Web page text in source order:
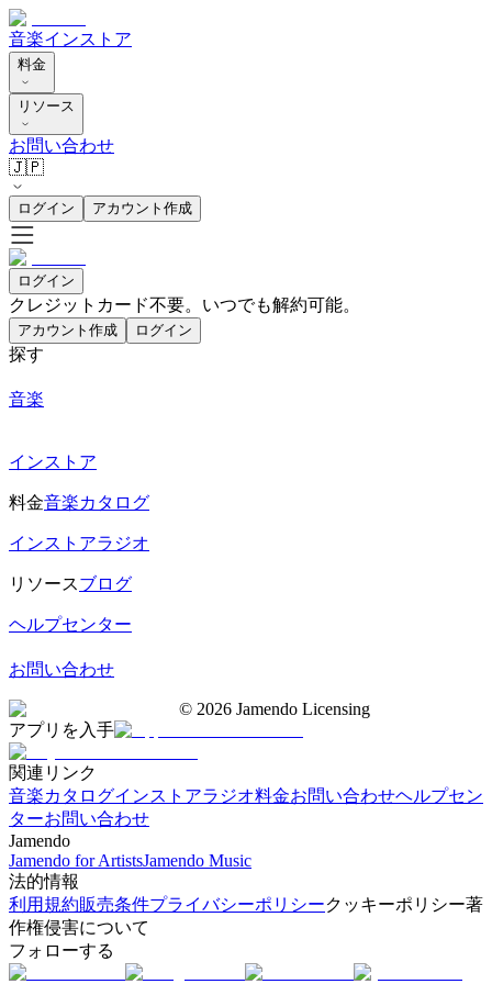
音楽インストア
料金
リソース
お問い合わせ
🇯🇵
ログイン アカウント作成
ログイン
クレジットカード不要。いつでも解約可能。
アカウント作成 ログイン
探す
音楽
インストア
料金音楽カタログ
インストアラジオ
リソースブログ
ヘルプセンター
お問い合わせ
© 2026 Jamendo Licensing
アプリを入手
関連リンク
音楽カタログインストアラジオ料金お問い合わせヘルプセン
ターお問い合わせ
Jamendo
Jamendo for ArtistsJamendo Music
法的情報
利用規約販売条件プライバシーポリシークッキーポリシー著
作権侵害について
フォローする